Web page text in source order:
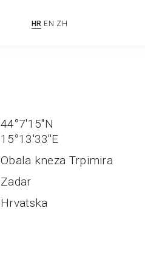
HR EN ZH
44°7'15''N
15°13'33''E
Obala kneza Trpimira
Zadar
Hrvatska